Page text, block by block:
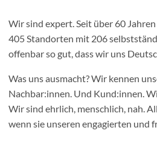
Wir sind expert. Seit über 60
405 Standorten mit 206
offenbar so gut, dass wir uns
Was uns ausmacht? Wir kennen
Nachbar:innen. Und Kund:innen.
Wir sind ehrlich, menschlich, nah.
wenn sie unseren engagierten und